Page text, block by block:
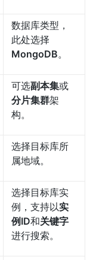
数据库类型，
此处选择
MongoDB。
可选副本集或
分片集群架
构。
选择目标库所
属地域。
选择目标库实
例，支持以实
例ID和关键字
进行搜索。